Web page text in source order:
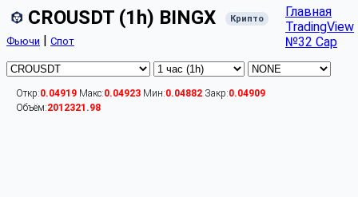
CROUSDT (1h) BINGX Крипто
Фьючи | Спот
Главная
TradingView
№32 Cap
Откр:0.04919 Макс:0.04923 Мин:0.04882 Закр:0.04909
Объём:2012321.98